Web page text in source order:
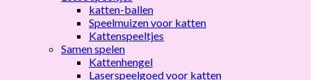
katten-ballen
Speelmuizen voor katten
Kattenspeeltjes
Samen spelen
Kattenhengel
Laserspeelgoed voor katten